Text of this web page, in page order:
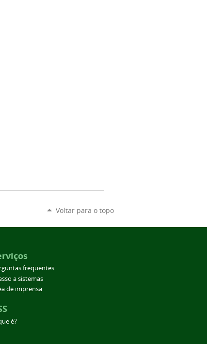
Voltar para o topo
frequentes
a sistemas
de imprensa
é?